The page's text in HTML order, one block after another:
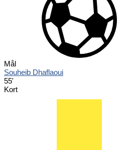
Mål
Souheib Dhaflaoui
55'
Kort